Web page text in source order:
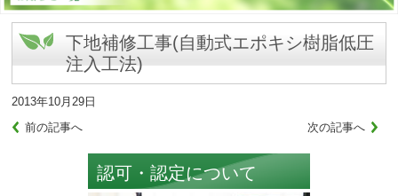
下地補修工事(自動式エポキシ樹脂低圧
注入工法)
2013年10月29日
次の記事へ
前の記事へ
認可・認定について